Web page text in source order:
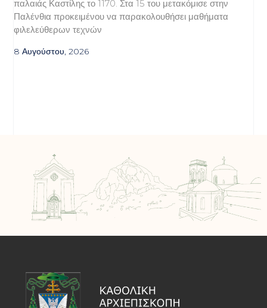
παλαιάς Καστίλης το 1170. Στα 15 του μετακόμισε στην
Παλένθια προκειμένου να παρακολουθήσει μαθήματα
φιλελεύθερων τεχνών
8 Αυγούστου, 2026